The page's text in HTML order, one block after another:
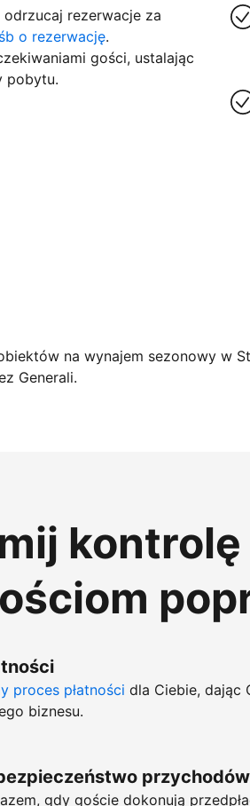
rezerwacje za
o rezerwację.
gości, ustalając
pobytu.
już dziś
na wynajem sezonowy w
Generali.
proces płatności dla Ciebie, dając
biznesu.
przychodów
gdy goście dokonują